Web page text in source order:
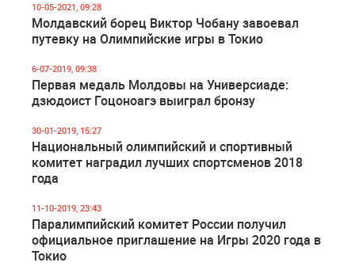
10-05-2021, 09:28
Молдавский борец Виктор Чобану завоевал
путевку на Олимпийские игры в Токио
6-07-2019, 09:38
Первая медаль Молдовы на Универсиаде:
дзюдоист Гоцоноагэ выиграл бронзу
30-01-2019, 15:27
Национальный олимпийский и спортивный
комитет наградил лучших спортсменов 2018
года
11-10-2019, 23:43
Паралимпийский комитет России получил
официальное приглашение на Игры 2020 года в
Токио